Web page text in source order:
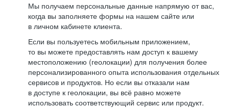
Мы получаем персональные данные напрямую от вас,
когда вы заполняете формы на нашем сайте или
в личном кабинете клиента.
Если вы пользуетесь мобильным приложением,
то вы можете предоставлять нам доступ к вашему
местоположению (геолокации) для получения более
персонализированного опыта использования отдельных
сервисов и продуктов. Но если вы отказали нам
в доступе к геолокации, вы всё равно можете
использовать соответствующий сервис или продукт.